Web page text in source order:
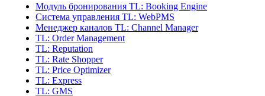
Модуль бронирования TL: Booking Engine
Система управления TL: WebPMS
Менеджер каналов TL: Channel Manager
TL: Order Management
TL: Reputation
TL: Rate Shopper
TL: Price Optimizer
TL: Express
TL: GMS